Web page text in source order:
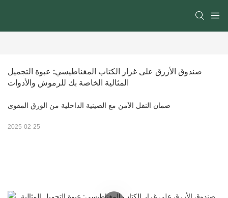
صندوق الأزرق على غرار الكتاب المغناطيسي: عبوة التجميل
المثالية الخاصة بك للرموش والأدوات
ضمان النقل الآمن مع الصينية الداخلية من الورق المقوى
2025-02-25